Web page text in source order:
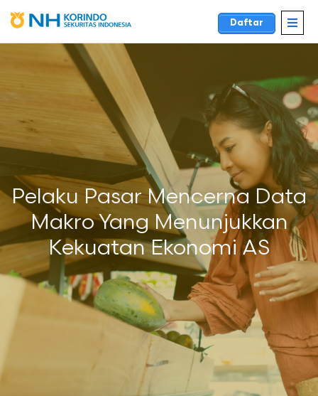
Daftar
Pelaku Pasar Mencerna Data
Makro Yang Menunjukkan
Kekuatan Ekonomi AS